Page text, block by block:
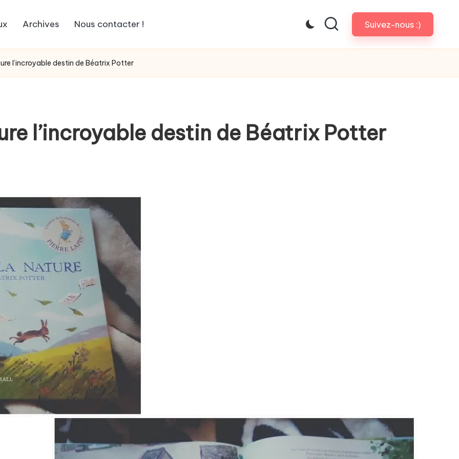
Archives Nous contacter ! Suivez-nous :)
l’incroyable destin de Béatrix Potter
l’incroyable destin de Béatrix Potter